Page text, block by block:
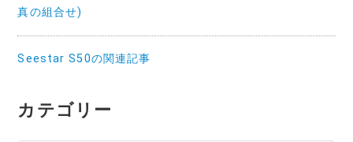
真の組合せ)
Seestar S50の関連記事
カテゴリー